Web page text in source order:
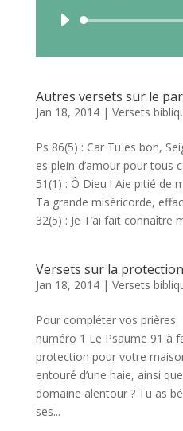
Autres versets sur le
Jan 18, 2014| Versets
Ps 86(5) : Car Tu es bon,
es plein d’amour pour tous
51(1) : Ô Dieu ! Aie pitié de
Ta grande miséricorde,
32(5) : Je T’ai fait connaître
Versets sur la protection
Jan 18, 2014| Versets
Pour compléter vos
numéro 1 Le Psaume 91 à
protection pour votre
entouré d’une haie, ainsi
domaine alentour ? Tu as
ses...